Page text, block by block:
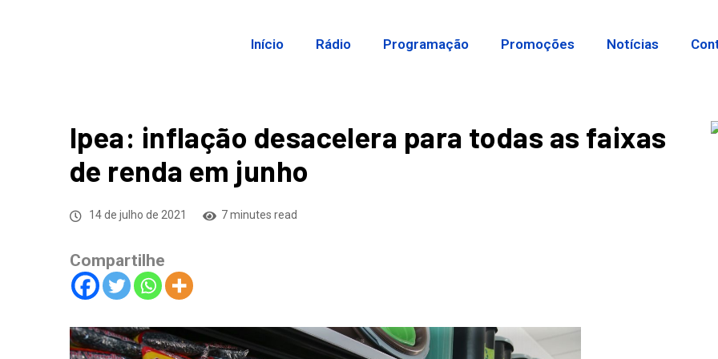
Início Rádio Programação Promoções Notícias
Ipea: inflação desacelera para todas as faixas
de renda em junho
14 de julho de 2021 7 minutes read
Compartilhe